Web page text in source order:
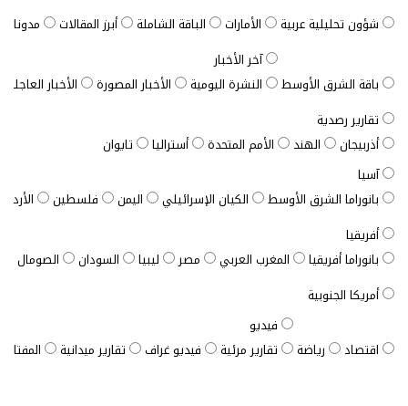
شؤون تحليلية عربية الأمارات الباقة الشاملة أبرز المقالات مدونات
باقة الشرق الأوسط
آخر الأخبار
النشرة اليومية
الأخبار المصورة
الأخبار العاجلة
تقارير رصدية
أذربيجان
الهند الأمم المتحدة أستراليا
تايوان
آسيا
بانوراما الشرق الأوسط
الكيان الإسرائيلي اليمن فلسطين
الأردن
أفريقيا
بانوراما أفريقيا
المغرب العربي مصر ليبيا السودان الصومال
أمريكا الجنوبية
اقتصاد رياضة
فيديو
تقارير مرئية
فيديو غراف تقارير ميدانية